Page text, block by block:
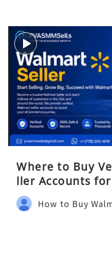
Where to Buy
ller Accounts
How to Buy